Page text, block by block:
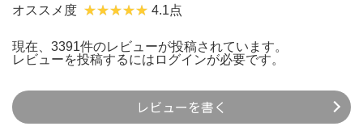
オススメ度 4.1点
現在、3391件のレビューが投稿されています。
レビューを投稿するには ログインが必要です。
レビューを書く